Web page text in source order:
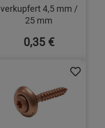
verkupfert 4,5 mm /
25 mm
0,35 €